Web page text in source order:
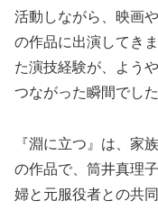
活動しながら、映画
の作品に出演してき
た演技経験が、よう
つながった瞬間でした
『淵に立つ』は、家
の作品で、筒井真理
婦と元服役者との共